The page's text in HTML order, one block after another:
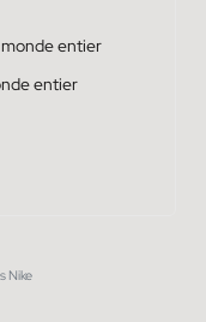
entier
entier
Nike